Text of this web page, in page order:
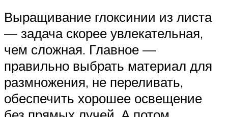
Выращивание глоксинии из листа
— задача скорее увлекательная,
чем сложная. Главное —
правильно выбрать материал для
размножения, не переливать,
обеспечить хорошее освещение